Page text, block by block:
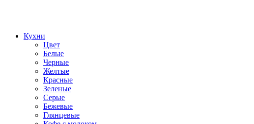
Кухни
Цвет
Белые
Черные
Желтые
Красные
Зеленые
Серые
Бежевые
Глянцевые